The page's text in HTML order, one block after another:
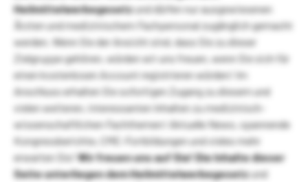
Heilmittelwerbegesetzund dürfen nur ausgewiesenen
Ärzten und medizinischem Fachpersonal zugänglich gemacht
werden. Wenn Sie der Ansicht sind, dass Sie zu dieser
Zielgruppe gehören, würden wir uns freuen, wenn Sie sich für
einen kostenlosen Account registrieren würden! Im
Anschluss erhalten Sie sofortigen Zugang zu diesem und
vielen weiteren, interessanten Inhalten zu medizinisch-
wissenschaftlichen Fachthemen! Aktuelle News, spannende
Kongressberichte, CME-Fortbildungen und vieles mehr
erwarten Sie!Wir freuen uns auf Sie!Die Inhalte dieser
Seite unterliegen dem Heilmittelwerbegesetzund